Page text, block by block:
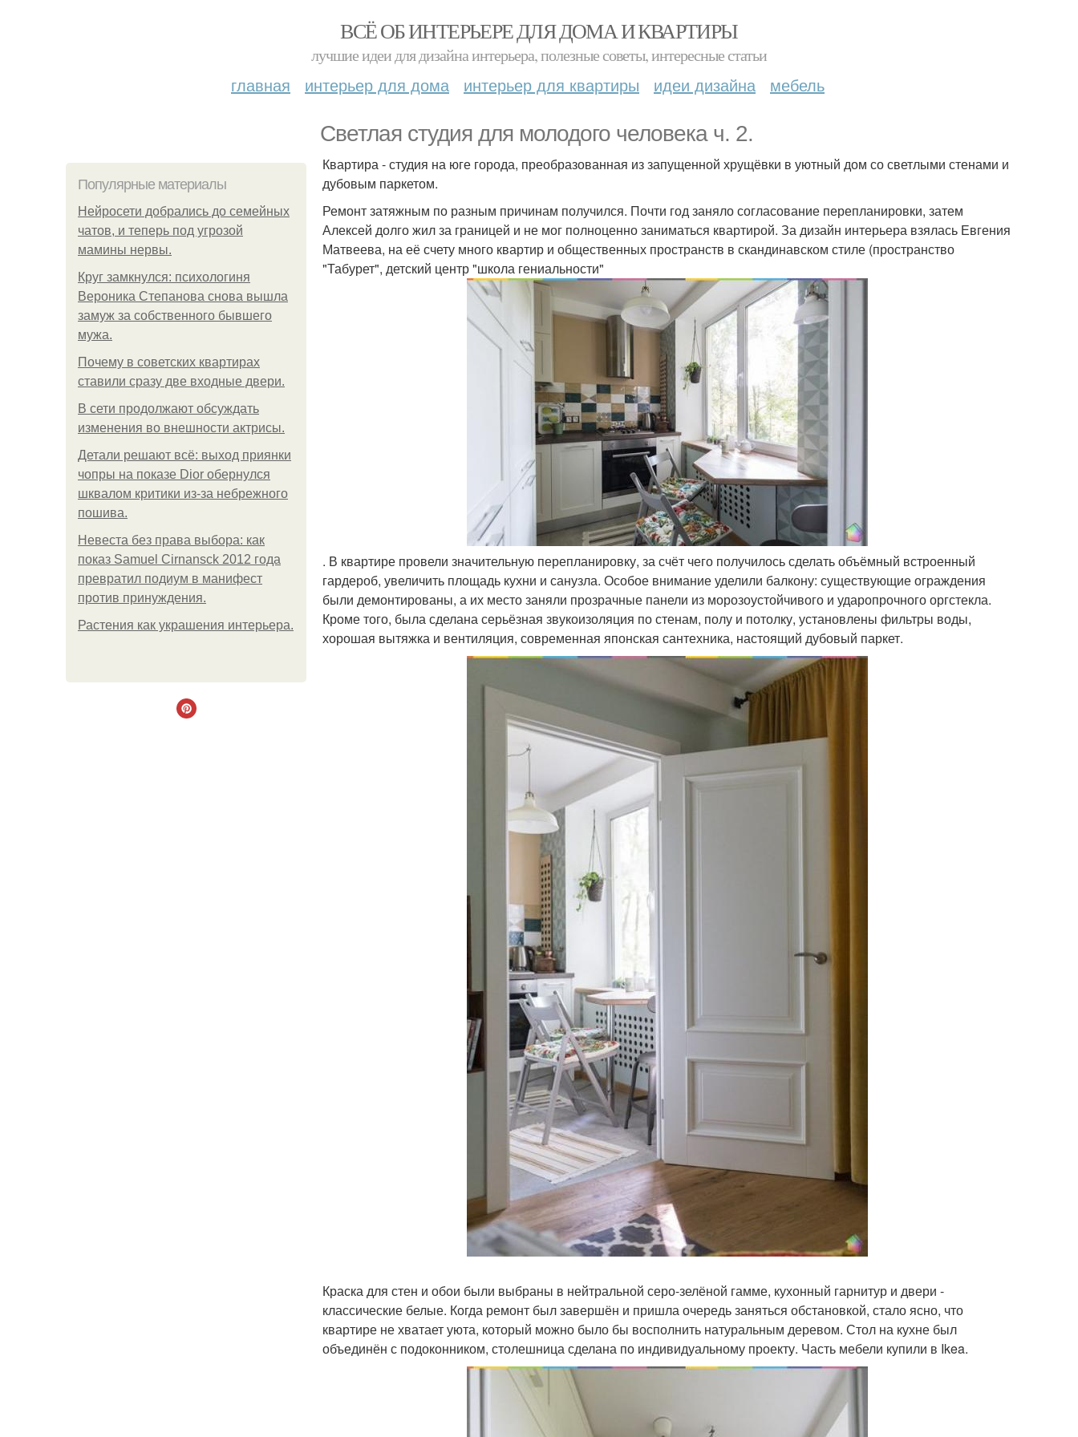
ВСЁ ОБ ИНТЕРЬЕРЕ ДЛЯ ДОМА И КВАРТИРЫ
лучшие идеи для дизайна интерьера, полезные советы, интересные статьи
главная интерьер для дома интерьер для квартиры идеи дизайна мебель
Светлая студия для молодого человека ч. 2.
Популярные материалы
Нейросети добрались до семейных
чатов, и теперь под угрозой
мамины нервы.
Круг замкнулся: психологиня
Вероника Степанова снова вышла
замуж за собственного бывшего
мужа.
Почему в советских квартирах
ставили сразу две входные двери.
В сети продолжают обсуждать
изменения во внешности актрисы.
Детали решают всё: выход приянки
чопры на показе Dior обернулся
шквалом критики из-за небрежного
пошива.
Невеста без права выбора: как
показ Samuel Cirnansck 2012 года
превратил подиум в манифест
против принуждения.
Растения как украшения интерьера.
Квартира - студия на юге города, преобразованная из запущенной хрущёвки в уютный дом со светлыми стенами и
дубовым паркетом.
Ремонт затяжным по разным причинам получился. Почти год заняло согласование перепланировки, затем
Алексей долго жил за границей и не мог полноценно заниматься квартирой. За дизайн интерьера взялась Евгения
Матвеева, на её счету много квартир и общественных пространств в скандинавском стиле (пространство
"Табурет", детский центр "школа гениальности"
. В квартире провели значительную перепланировку, за счёт чего получилось сделать объёмный встроенный
гардероб, увеличить площадь кухни и санузла. Особое внимание уделили балкону: существующие ограждения
были демонтированы, а их место заняли прозрачные панели из морозоустойчивого и ударопрочного оргстекла.
Кроме того, была сделана серьёзная звукоизоляция по стенам, полу и потолку, установлены фильтры воды,
хорошая вытяжка и вентиляция, современная японская сантехника, настоящий дубовый паркет.
Краска для стен и обои были выбраны в нейтральной серо-зелёной гамме, кухонный гарнитур и двери -
классические белые. Когда ремонт был завершён и пришла очередь заняться обстановкой, стало ясно, что
квартире не хватает уюта, который можно было бы восполнить натуральным деревом. Стол на кухне был
объединён с подоконником, столешница сделана по индивидуальному проекту. Часть мебели купили в Ikea.